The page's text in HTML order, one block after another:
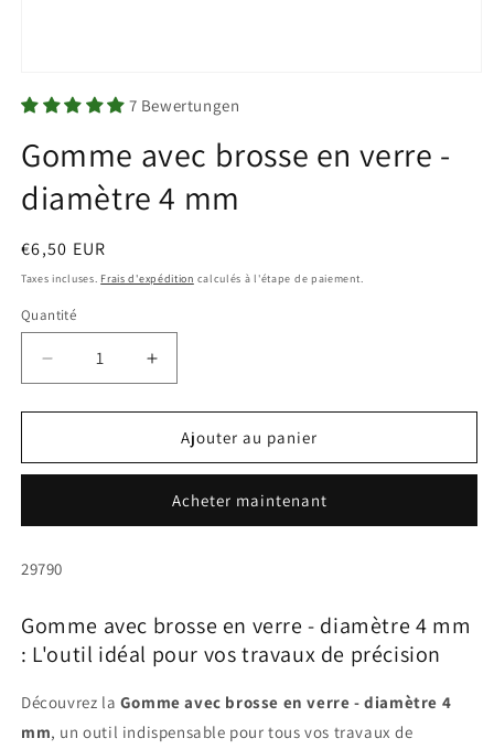
le
média
dans
une
modale
7 Bewertungen
Gomme avec brosse en verre -
diamètre 4 mm
Prix
habituel
€6,50 EUR
Taxes incluses. Frais d'expédition calculés à l'étape de paiement.
Quantité
Quantité
Réduire
la
quantité
Gomme
en
-
4
mm
Augmenter
la
quantité
Gomme
brosse
en
4
mm
Ajouter au panier
Acheter maintenant
SKU:
29790
Gomme avec brosse en verre - diamètre 4 mm
: L'outil idéal pour vos travaux de précision
Découvrez la Gomme avec brosse en verre - diamètre 4
mm, un outil indispensable pour tous vos travaux de